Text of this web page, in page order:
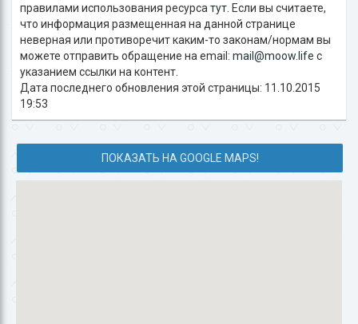
правилами использования ресурса тут . Если вы считаете,
что информация размещенная на данной странице
неверная или противоречит каким-то законам/нормам вы
можете отправить обращение на email: mail@moow.life c
указанием ссылки на контент.
Дата последнего обновления этой страницы: 11.10.2015
19:53
ПОКАЗАТЬ НА GOOGLE MAPS!